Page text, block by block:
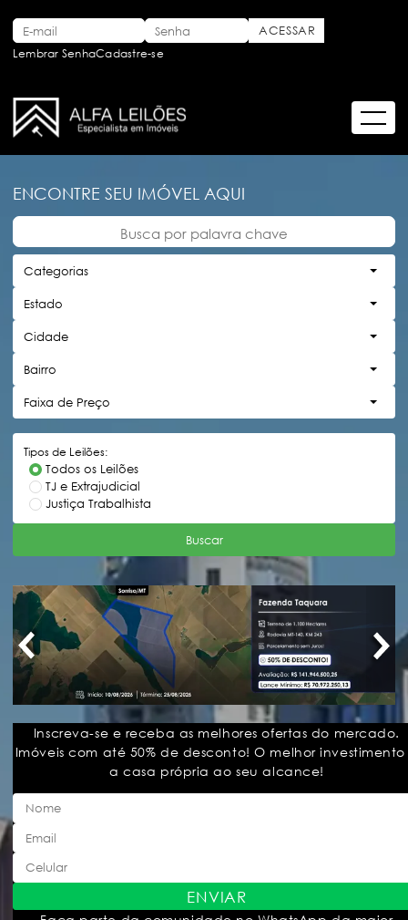
Lembrar SenhaCadastre-se
ENCONTRE SEU IMÓVEL AQUI
Categorias
Estado
Cidade
Bairro
Faixa de Preço
Tipos de Leilões:
Todos os Leilões
TJ e Extrajudicial
Justiça Trabalhista
Buscar
Inscreva-se e receba as melhores ofertas do mercado.
Imóveis com até 50% de desconto! O melhor
a casa própria ao seu alcance!
ENVIAR